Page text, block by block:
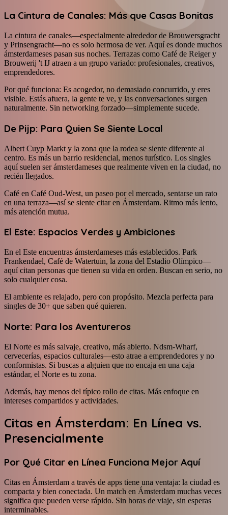
La Cintura de Canales: Más que Casas Bonitas
La cintura de canales—especialmente alrededor de Brouwersgracht
y Prinsengracht—no es solo hermosa de ver. Aquí es donde muchos
ámsterdameses pasan sus noches. Terrazas como Café de Reiger y
Brouwerij 't IJ atraen a un grupo variado: profesionales, creativos,
emprendedores.
Por qué funciona: Es acogedor, no demasiado concurrido, y eres
visible. Estás afuera, la gente te ve, y las conversaciones surgen
naturalmente. Sin networking forzado—simplemente sucede.
De Pijp: Para Quien Se Siente Local
Albert Cuyp Markt y la zona que la rodea se siente diferente al
centro. Es más un barrio residencial, menos turístico. Los singles
aquí suelen ser ámsterdameses que realmente viven en la ciudad, no
recién llegados.
Café en Café Oud-West, un paseo por el mercado, sentarse un rato
en una terraza—así se siente citar en Ámsterdam. Ritmo más lento,
más atención mutua.
El Este: Espacios Verdes y Ambiciones
En el Este encuentras ámsterdameses más establecidos. Park
Frankendael, Café de Watertuin, la zona del Estadio Olímpico—
aquí citan personas que tienen su vida en orden. Buscan en serio, no
solo cualquier cosa.
El ambiente es relajado, pero con propósito. Mezcla perfecta para
singles de 30+ que saben qué quieren.
Norte: Para los Aventureros
El Norte es más salvaje, creativo, más abierto. Ndsm-Wharf,
cervecerías, espacios culturales—esto atrae a emprendedores y no
conformistas. Si buscas a alguien que no encaja en una caja
estándar, el Norte es tu zona.
Además, hay menos del típico rollo de citas. Más enfoque en
intereses compartidos y actividades.
Citas en Ámsterdam: En Línea vs.
Presencialmente
Por Qué Citar en Línea Funciona Mejor Aquí
Citas en Ámsterdam a través de apps tiene una ventaja: la ciudad es
compacta y bien conectada. Un match en Ámsterdam muchas veces
significa que pueden verse rápido. Sin horas de viaje, sin esperas
interminables.